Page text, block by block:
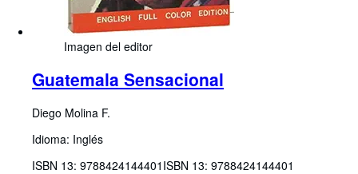
Imagen del editor
Guatemala Sensacional
Diego Molina F.
Idioma: Inglés
ISBN 13: 9788424144401 ISBN 13: 9788424144401